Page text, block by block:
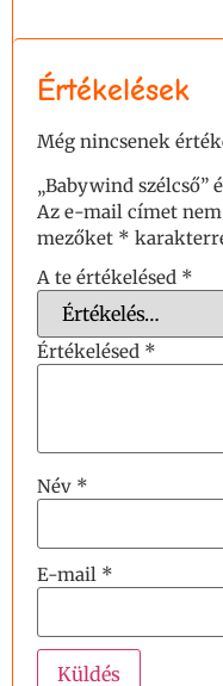
Értékelések
Még nincsenek
„Babywind szélcső”
Az e-mail címet
mezőket *
A te értékelésed *
Értékelésed *
Név *
E-mail *